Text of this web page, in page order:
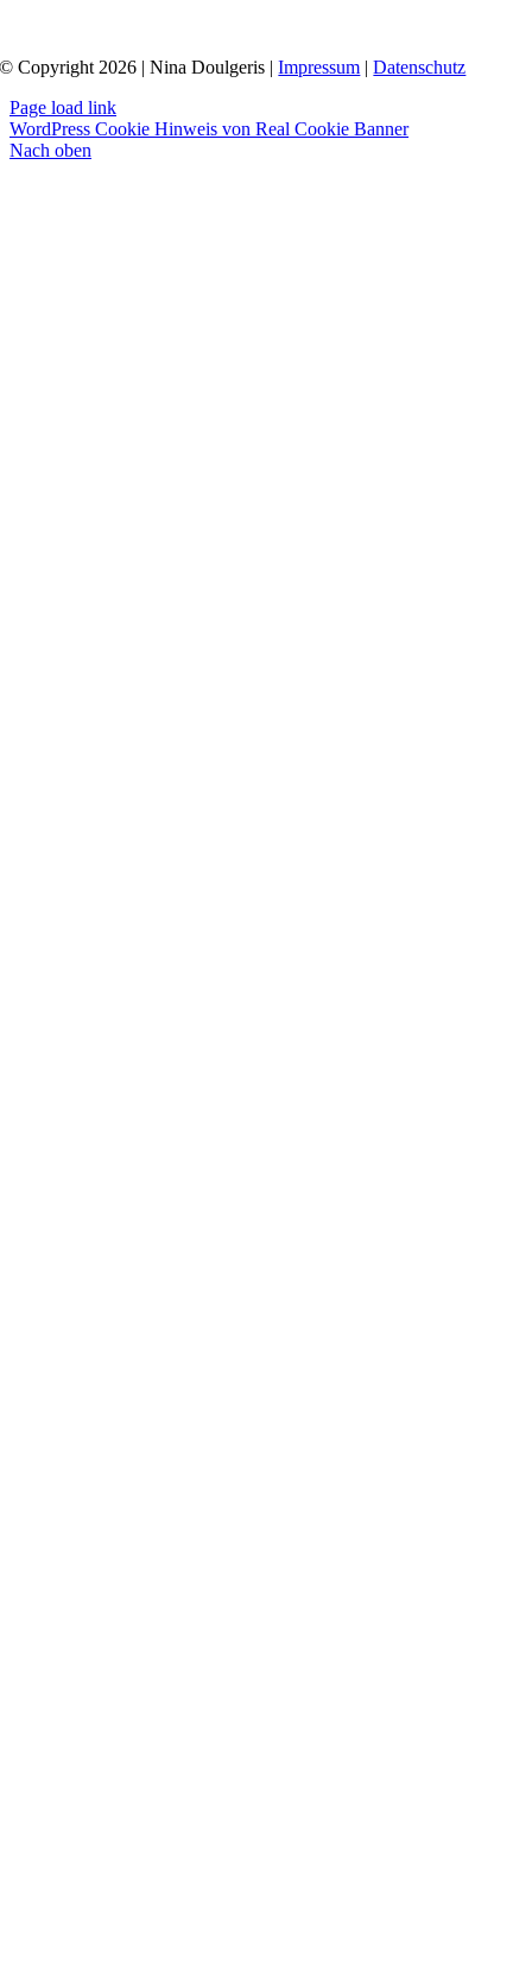
© Copyright 2026 | Nina Doulgeris |Impressum |Datenschutz
Page load link
WordPress Cookie Hinweis von Real Cookie Banner
Nach oben